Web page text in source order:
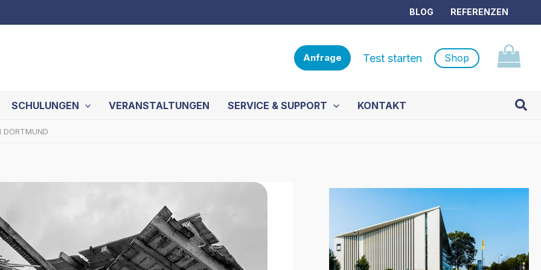
BLOG REFERENZEN
Anfrage Test starten Shop
SCHULUNGEN VERANSTALTUNGEN SERVICE & SUPPORT KONTAKT
DORTMUND